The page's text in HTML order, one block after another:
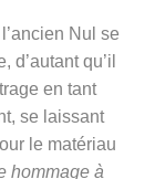
Nul se
qu’il
en tant
se laissant
le matériau
hommage à